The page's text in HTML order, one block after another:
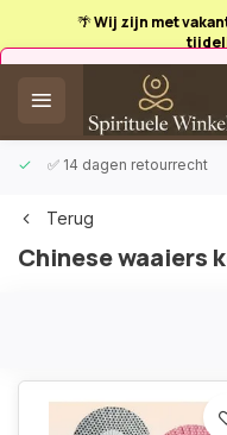
🌴 Wij zijn met
✅ 14 dagen retourrecht
Afrekenen is
Terug
Chinese waaiers